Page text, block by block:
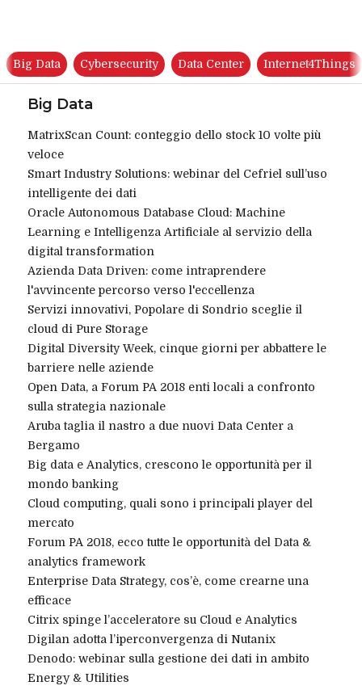
Big Data Cybersecurity Data Center Internet4Things
Big Data
MatrixScan Count: conteggio dello stock 10 volte più
veloce
Smart Industry Solutions: webinar del Cefriel sull’uso
intelligente dei dati
Oracle Autonomous Database Cloud: Machine
Learning e Intelligenza Artificiale al servizio della
digital transformation
Azienda Data Driven: come intraprendere
l'avvincente percorso verso l'eccellenza
Servizi innovativi, Popolare di Sondrio sceglie il
cloud di Pure Storage
Digital Diversity Week, cinque giorni per abbattere le
barriere nelle aziende
Open Data, a Forum PA 2018 enti locali a confronto
sulla strategia nazionale
Aruba taglia il nastro a due nuovi Data Center a
Bergamo
Big data e Analytics, crescono le opportunità per il
mondo banking
Cloud computing, quali sono i principali player del
mercato
Forum PA 2018, ecco tutte le opportunità del Data &
analytics framework
Enterprise Data Strategy, cos’è, come crearne una
efficace
Citrix spinge l’acceleratore su Cloud e Analytics
Digilan adotta l’iperconvergenza di Nutanix
Denodo: webinar sulla gestione dei dati in ambito
Energy & Utilities